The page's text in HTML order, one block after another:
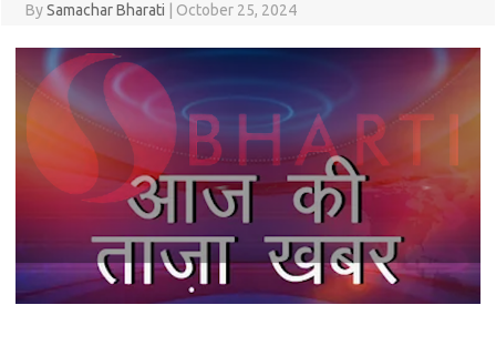
BySamachar Bharati October 25, 2024